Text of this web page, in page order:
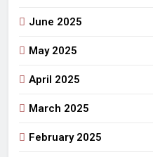
June 2025
May 2025
April 2025
March 2025
February 2025